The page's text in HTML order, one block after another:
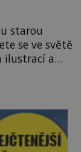
starou
se ve světě
ilustrací a
všem
patří mezi
ani co